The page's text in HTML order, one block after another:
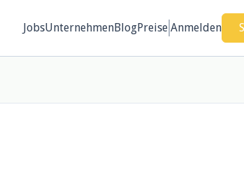
JobsUnternehmenBlogPreise Anmelden